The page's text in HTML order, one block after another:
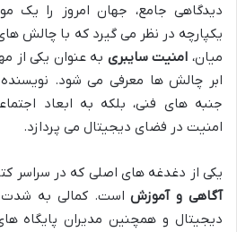
دیدگاهی جامع، جهان امروز را یک
یکپارچه در نظر می گیرد که با چالش
میان، امنیت سایبری به عنوان یکی از
ابر چالش ها معرفی می شود. نویسنده
جنبه های فنی، بلکه به ابعاد
امنیت در فضای دیجیتال می پردازد.
یکی از دغدغه های اصلی که در سراسر
آگاهی و آموزشاست. کمالی به شدت
دیجیتال و همچنین مدیران پایگاه